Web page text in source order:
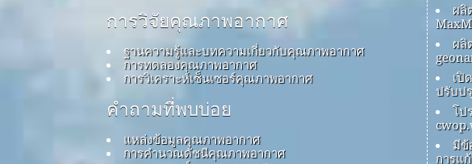
การวิจัยคุณภาพอากาศ
ฐานความรู้และบทความเกี่ยวกับคุณภาพอากาศ
การทดลองคุณภาพอากาศ
การวิเคราะห์เซ็นเซอร์คุณภาพอากาศ
คำถามที่พบบ่อย
แหล่งข้อมูลคุณภาพอากาศ
การคำนวณดัชนีคุณภาพอากาศ
ผลิ
ผลิ
เปิ
ปรับป
โป
มีข้
การแ